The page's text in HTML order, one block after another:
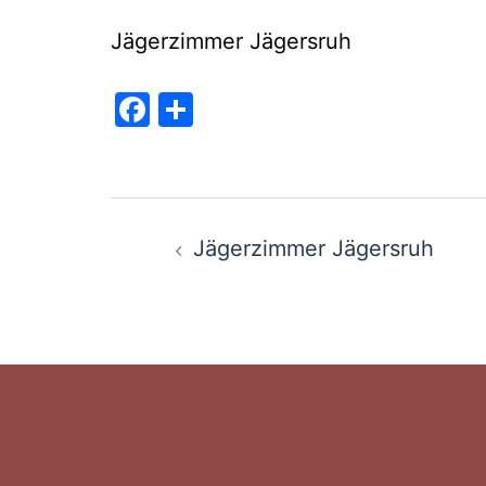
Jägerzimmer Jägersruh
Facebook
Jägerzimmer Jägersruh